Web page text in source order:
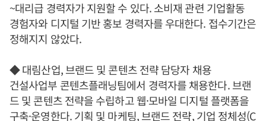
~대리급 경력자가 지원할 수 있다. 소비재 관련 기업활동
경험자와 디지털 기반 홍보 경력자를 우대한다. 접수기간은
정해지지 않았다.
◆ 대림산업, 브랜드 및 콘텐츠 전략 담당자 채용
건설사업부 콘텐츠플래닝팀에서 경력자를 채용한다. 브랜
드 및 콘텐츠 전략을 수립하고 웹·모바일 디지털 플랫폼을
구축·운영한다. 기획 및 마케팅, 브랜드 전략, 기업 정체성(C